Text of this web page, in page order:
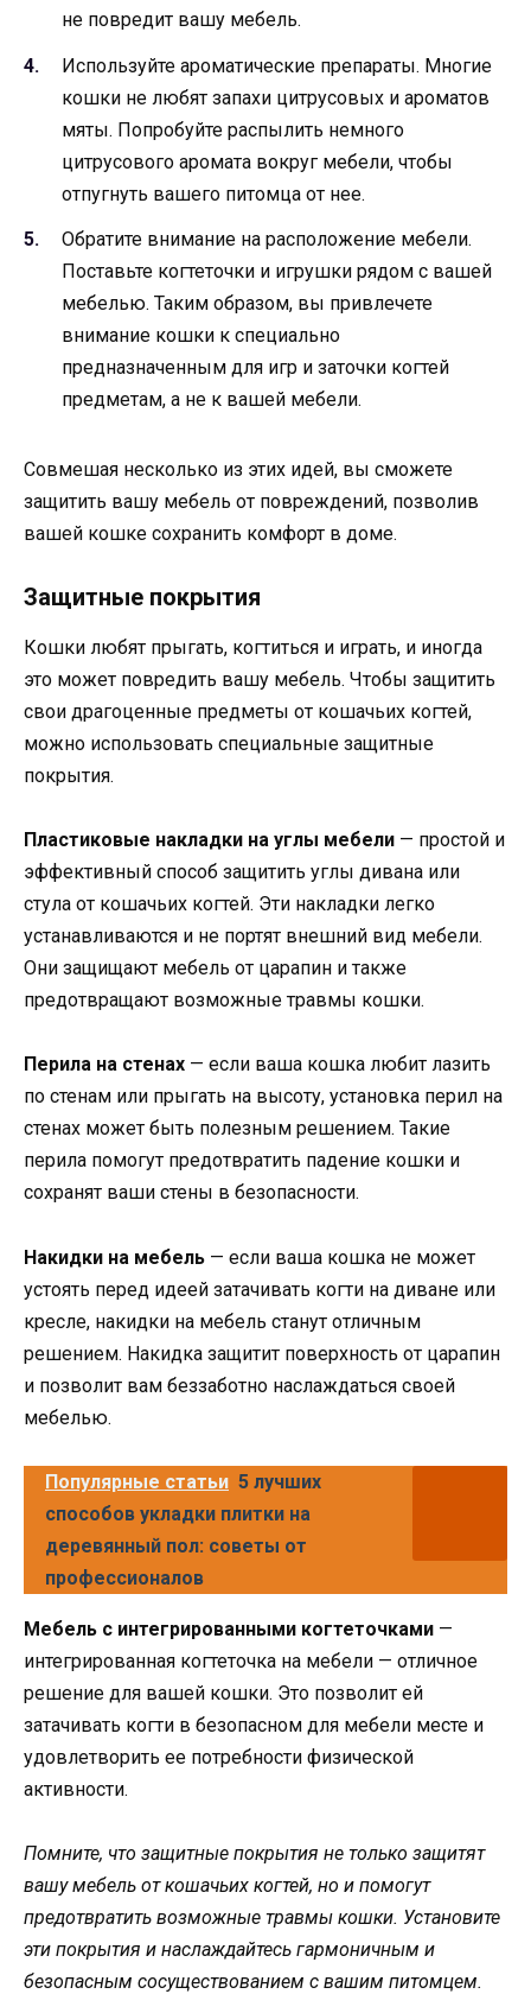
не повредит вашу мебель.
Используйте ароматические препараты. Многие
кошки не любят запахи цитрусовых и ароматов
мяты. Попробуйте распылить немного
цитрусового аромата вокруг мебели, чтобы
отпугнуть вашего питомца от нее.
Обратите внимание на расположение мебели.
Поставьте когтеточки и игрушки рядом с вашей
мебелью. Таким образом, вы привлечете
внимание кошки к специально
предназначенным для игр и заточки когтей
предметам, а не к вашей мебели.
Совмешая несколько из этих идей, вы сможете
защитить вашу мебель от повреждений, позволив
вашей кошке сохранить комфорт в доме.
Защитные покрытия
Кошки любят прыгать, когтиться и играть, и иногда
это может повредить вашу мебель. Чтобы защитить
свои драгоценные предметы от кошачьих когтей,
можно использовать специальные защитные
покрытия.
Пластиковые накладки на углы мебели — простой и
эффективный способ защитить углы дивана или
стула от кошачьих когтей. Эти накладки легко
устанавливаются и не портят внешний вид мебели.
Они защищают мебель от царапин и также
предотвращают возможные травмы кошки.
Перила на стенах — если ваша кошка любит лазить
по стенам или прыгать на высоту, установка перил на
стенах может быть полезным решением. Такие
перила помогут предотвратить падение кошки и
сохранят ваши стены в безопасности.
Накидки на мебель — если ваша кошка не может
устоять перед идеей затачивать когти на диване или
кресле, накидки на мебель станут отличным
решением. Накидка защитит поверхность от царапин
и позволит вам беззаботно наслаждаться своей
мебелью.
Популярные статьи 5 лучших
способов укладки плитки на
деревянный пол: советы от
профессионалов
Мебель с интегрированными когтеточками —
интегрированная когтеточка на мебели — отличное
решение для вашей кошки. Это позволит ей
затачивать когти в безопасном для мебели месте и
удовлетворить ее потребности физической
активности.
Помните, что защитные покрытия не только защитят
вашу мебель от кошачьих когтей, но и помогут
предотвратить возможные травмы кошки. Установите
эти покрытия и наслаждайтесь гармоничным и
безопасным сосуществованием с вашим питомцем.